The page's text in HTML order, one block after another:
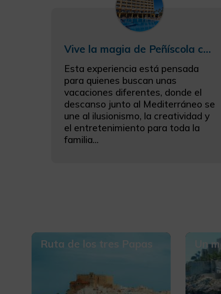
Vive la magia de Peñíscola con alojamiento y entradas al Magic Museum by Yunke
Esta experiencia está pensada
para quienes buscan unas
vacaciones diferentes, donde el
descanso junto al Mediterráneo se
une al ilusionismo, la creatividad y
el entretenimiento para toda la
familia...
Ruta de los tres Papas Un